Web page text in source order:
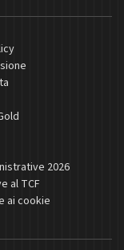
2026
al TCF
ai cookie